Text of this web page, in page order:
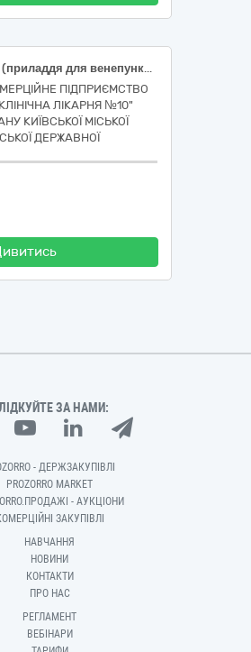
Медичні матеріали (приладдя для венепункції та забору крові)
ПІДПРИЄМСТВО
ЛІКАРНЯ №10"
КИЇВСЬКОЇ МІСЬКОЇ
ДЕРЖАВНОЇ
ЗА НАМИ:
- ДЕРЖЗАКУПІВЛІ
PROZORRO MARKET
- АУКЦІОНИ
ЗАКУПІВЛІ
НАВЧАННЯ
НОВИНИ
КОНТАКТИ
ПРО НАС
РЕГЛАМЕНТ
ВЕБІНАРИ